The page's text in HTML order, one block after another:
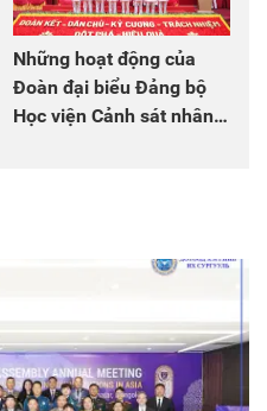
Những hoạt động của
Đoàn đại biểu Đảng bộ
Học viện Cảnh sát nhân